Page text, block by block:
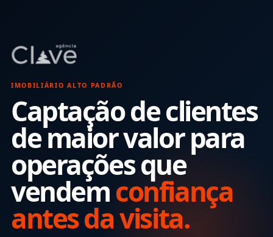
IMOBILIÁRIO ALTO PADRÃO
Captação de clientes
de maior valor para
operações que
vendemconfiança
antes da visita.